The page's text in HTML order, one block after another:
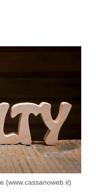
(www.cassanoweb.it)